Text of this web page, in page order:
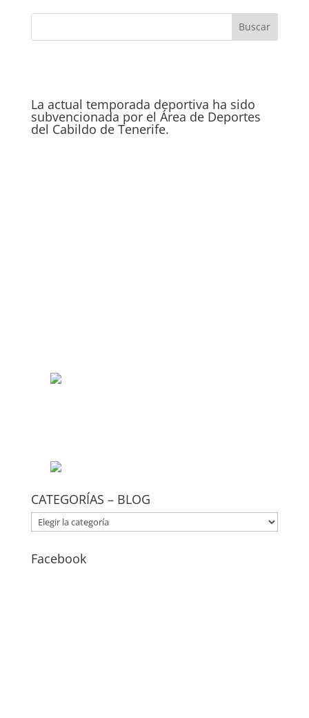
La actual temporada deportiva ha sido
subvencionada por el Área de Deportes
del Cabildo de Tenerife.
CATEGORÍAS – BLOG
CATEGORÍAS
–
Facebook